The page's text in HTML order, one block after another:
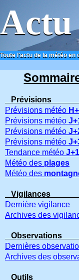
Actu
Toute l'actu de la météo
ACCUEIL CONTACT
Prévisions météo
Prévisions météo
Prévisions météo
Prévisions météo
Tendance météo
Météo des plages
Météo des
Dernière vigilance
Archives des
Dernières
Archives des